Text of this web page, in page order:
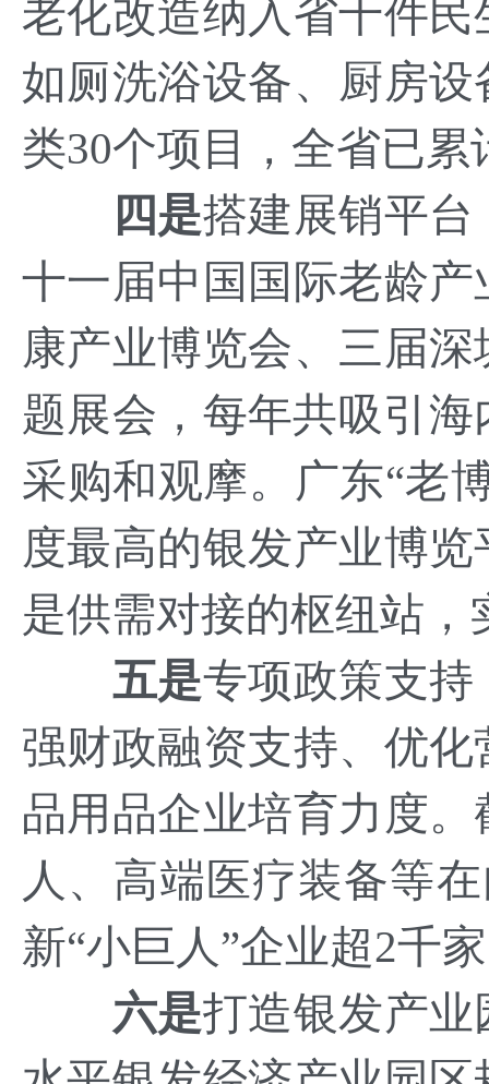
老化改造纳入省十件
如厕洗浴设备、厨房
类30个项目，全省已
四是搭建展销平
十一届中国国际老龄
康产业博览会、三届
题展会，每年共吸引
采购和观摩。广东“老
度最高的银发产业博
是供需对接的枢纽站
五是专项政策支
强财政融资支持、优
品用品企业培育力度
人、高端医疗装备等
新“小巨人”企业超2千
六是打造银发产